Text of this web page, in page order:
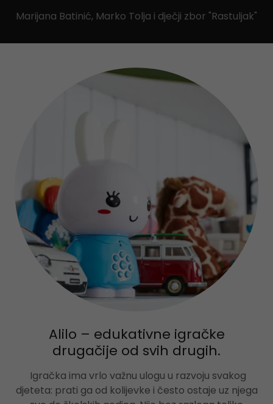
Marijana Batinić, Marko Tolja i dječji zbor "Rastuljak"
Alilo – edukativne igračke
drugačije od svih drugih.
Igračka ima vrlo važnu ulogu u razvoju svakog
djeteta: prati ga od kolijevke i često ostaje uz njega